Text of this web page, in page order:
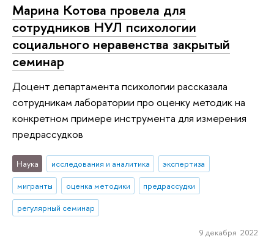
Марина Котова провела для
сотрудников НУЛ психологии
социального неравенства закрытый
семинар
Доцент департамента психологии рассказала
сотрудникам лаборатории про оценку методик на
конкретном примере инструмента для измерения
предрассудков
Наука исследования и аналитика
экспертиза
мигранты
оценка методики
предрассудки
регулярный семинар
9 декабря 2022